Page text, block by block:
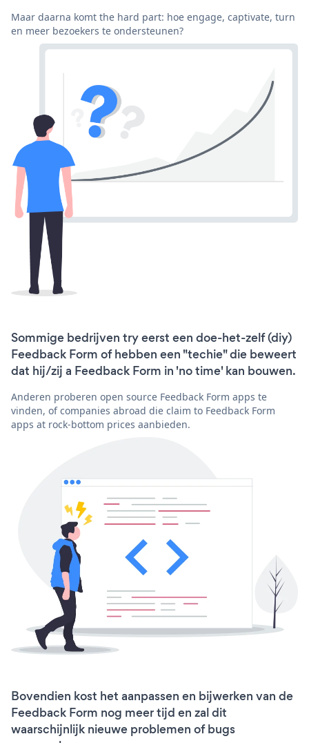
Maar daarna komt the hard part: hoe engage, captivate, turn
en meer bezoekers te ondersteunen?
Sommige bedrijven try eerst een doe-het-zelf (diy)
Feedback Form of hebben een "techie" die beweert
dat hij/zij a Feedback Form in 'no time' kan bouwen.
Anderen proberen open source Feedback Form apps te
vinden, of companies abroad die claim to Feedback Form
apps at rock-bottom prices aanbieden.
Bovendien kost het aanpassen en bijwerken van de
Feedback Form nog meer tijd en zal dit
waarschijnlijk nieuwe problemen of bugs